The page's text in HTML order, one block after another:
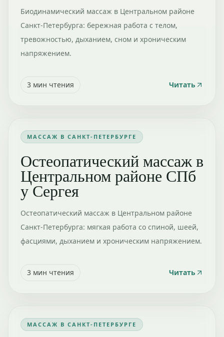
Биодинамический массаж в Центральном районе
Санкт-Петербурга: бережная работа с телом,
тревожностью, дыханием, сном и хроническим
напряжением.
3 мин чтения Читать
МАССАЖ В САНКТ-ПЕТЕРБУРГЕ
Остеопатический массаж в
Центральном районе СПб
у Сергея
Остеопатический массаж в Центральном районе
Санкт-Петербурга: мягкая работа со спиной, шеей,
фасциями, дыханием и хроническим напряжением.
3 мин чтения Читать
МАССАЖ В САНКТ-ПЕТЕРБУРГЕ